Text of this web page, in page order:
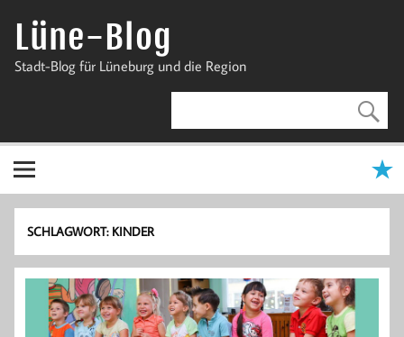
InhaltLüne-Blog
Stadt-Blog für Lüneburg und die Region
SCHLAGWORT: KINDER